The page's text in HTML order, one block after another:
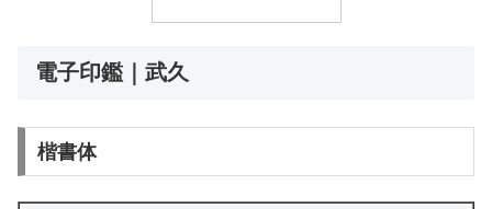
電子印鑑｜武久
楷書体